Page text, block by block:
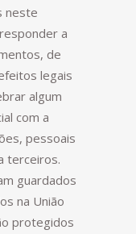
neste
a
de
legais
algum
com a
pessoais
terceiros.
guardados
na União
protegidos